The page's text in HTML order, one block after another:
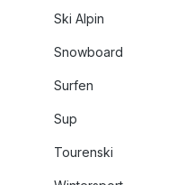
Ski Alpin
Snowboard
Surfen
Sup
Tourenski